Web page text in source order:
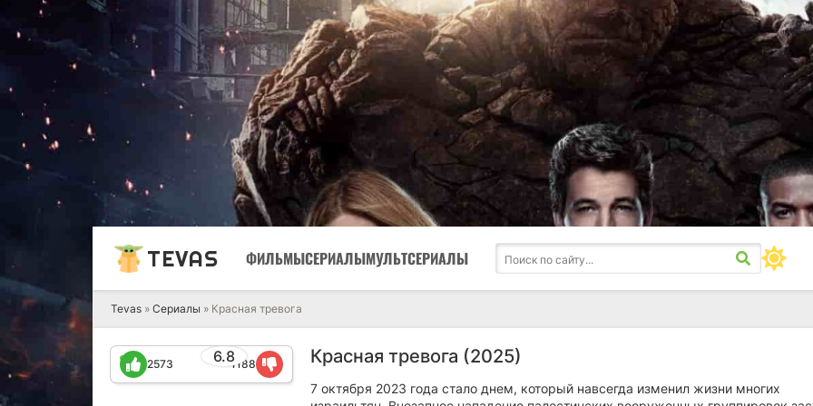
TEVAS ФИЛЬМЫСЕРИАЛЫМУЛЬТСЕРИАЛЫ
Tevas » Сериалы » Красная тревога
Красная тревога (2025)
6.8
2573 1188
7 октября 2023 года стало днем, который навсегда изменил жизни многих